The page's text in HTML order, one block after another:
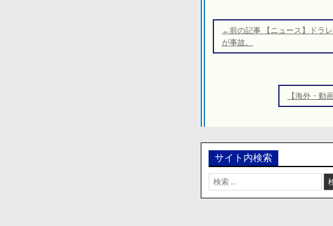
稿
ナ
ン
←前の記事 【ニュース】ドラ
が事故。
【海外・動
サイト内検索
検
索: